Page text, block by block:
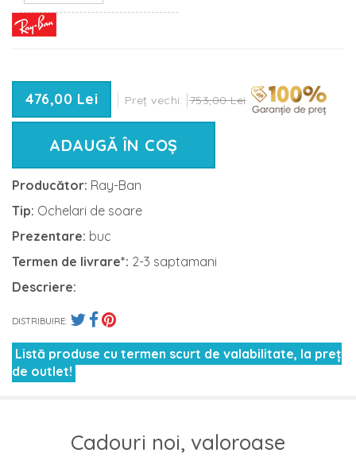
476,00 Lei Preț vechi: 753,00 Lei
ADAUGĂ ÎN COȘ
Producător: Ray-Ban
Tip: Ochelari de soare
Prezentare: buc
Termen de livrare*: 2-3 saptamani
Descriere:
DISTRIBUIRE:
Listă produse cu termen scurt de valabilitate, la preț
de outlet!
Cadouri noi, valoroase